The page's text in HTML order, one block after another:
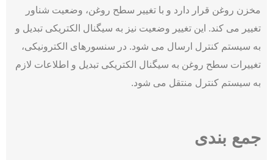
مخزن روغن قرار دارد و با تغییر سطح روغن، وضعیت شناور
تغییر می‌ کند. این تغییر وضعیت نیز به سیگنال الکتریکی تبدیل و
به سیستم کنترل ارسال می‌ شود. در سنسورهای الکترونیکی،
تغییرات سطح روغن به سیگنال الکتریکی تبدیل و اطلاعات لازم
به سیستم کنترل منتقل می ‌شود.
جمع بندی